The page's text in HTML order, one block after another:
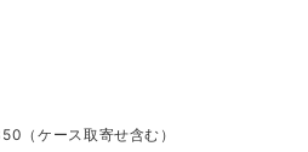
（ケース取寄せ含む）